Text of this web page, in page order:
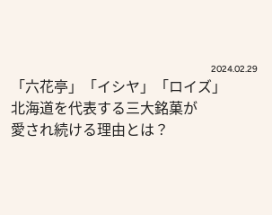
2024.02.29
「六花亭」「イシヤ」「ロイズ」
北海道を代表する三大銘菓が
愛され続ける理由とは？